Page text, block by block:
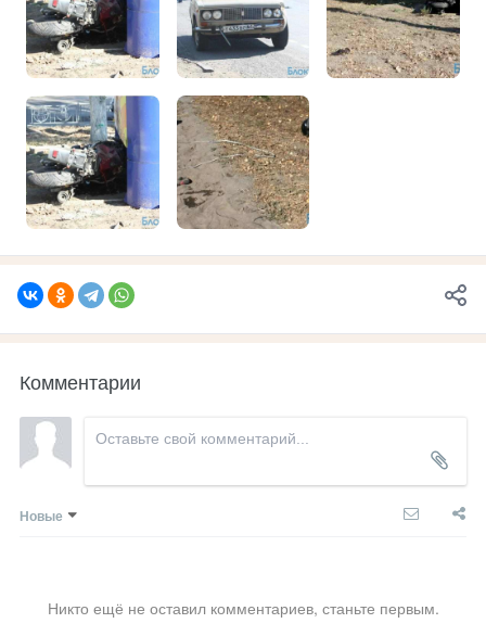
Комментарии
Новые
Никто ещё не оставил комментариев, станьте первым.